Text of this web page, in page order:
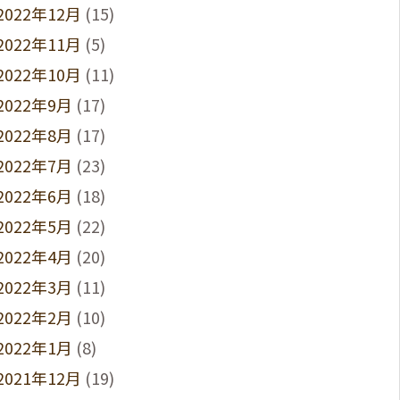
年12月 (15)
年11月 (5)
年10月 (11)
年9月 (17)
年8月 (17)
年7月 (23)
年6月 (18)
年5月 (22)
年4月 (20)
年3月 (11)
年2月 (10)
年1月 (8)
年12月 (19)